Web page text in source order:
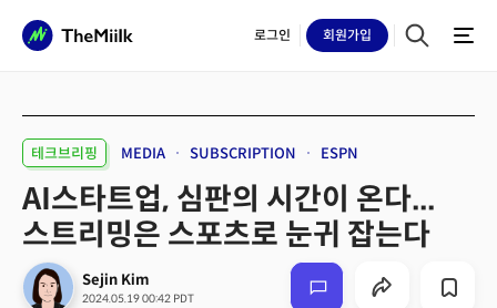
로그인 회원가입
테크브리핑 MEDIA SUBSCRIPTION ESPN
AI스타트업, 심판의 시간이 온다...
스트리밍은 스포츠로 눈귀 잡는다
Sejin Kim
2024.05.19 00:42 PDT